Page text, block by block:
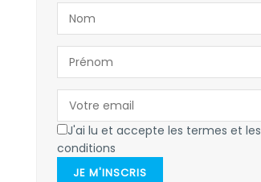
J'ai lu et accepte les termes et les
conditions
JE M'INSCRIS